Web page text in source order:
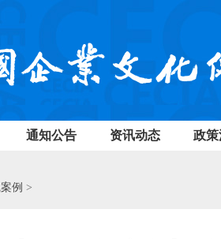
通知公告 资讯动态 政
例 >